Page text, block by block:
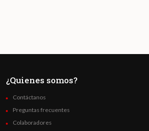
¿Quienes somos?
Contáctanos
Preguntas frecuentes
Colaboradores